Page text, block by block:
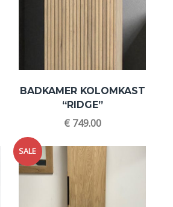
BADKAMER KOLOMKAST
“RIDGE”
€749.00
SALE